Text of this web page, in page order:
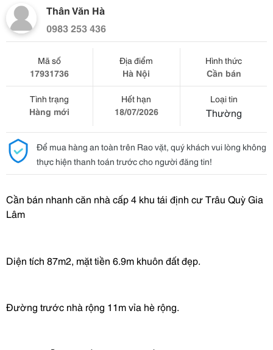
Thân Văn Hà
0983 253 436
Mã số
17931736
Địa điểm
Hà Nội
Hình thức
Cần bán
Tình trạng
Hàng mới
Hết hạn
18/07/2026
Loại tin
Thường
Để mua hàng an toàn trên Rao vặt, quý khách vui lòng không
thực hiện thanh toán trước cho người đăng tin!
Cần bán nhanh căn nhà cấp 4 khu tái định cư Trâu Quỳ Gia
Lâm
Diện tích 87m2, mặt tiền 6.9m khuôn đất đẹp.
Đường trước nhà rộng 11m vỉa hè rộng.